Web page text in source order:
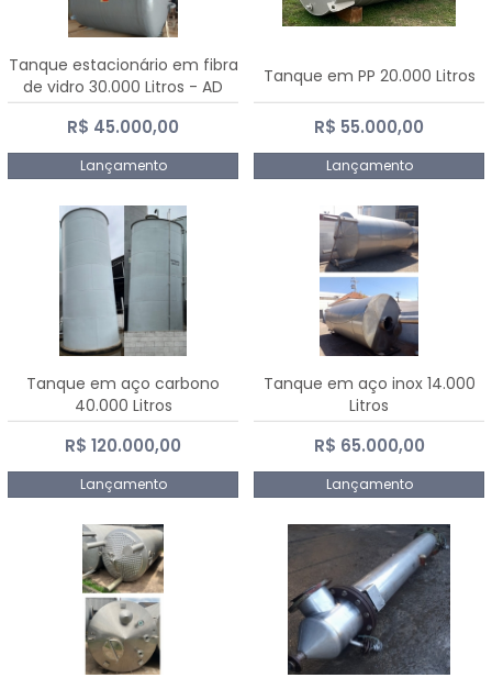
Tanque estacionário em fibra
de vidro 30.000 Litros - AD
Fibras
R$ 45.000,00
Lançamento
Tanque em PP 20.000 Litros
R$ 55.000,00
Lançamento
Tanque em aço carbono
40.000 Litros
R$ 120.000,00
Lançamento
Tanque em aço inox 14.000
Litros
R$ 65.000,00
Lançamento